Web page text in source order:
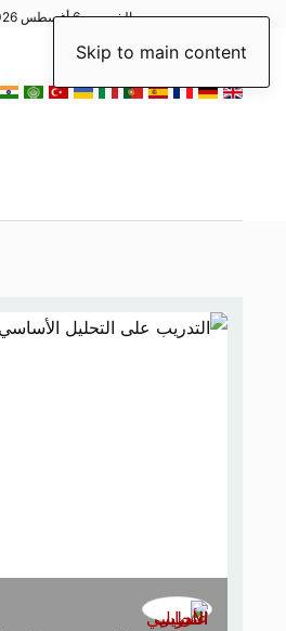
Skip to main content
الخميس، 6 أغسطس 2026